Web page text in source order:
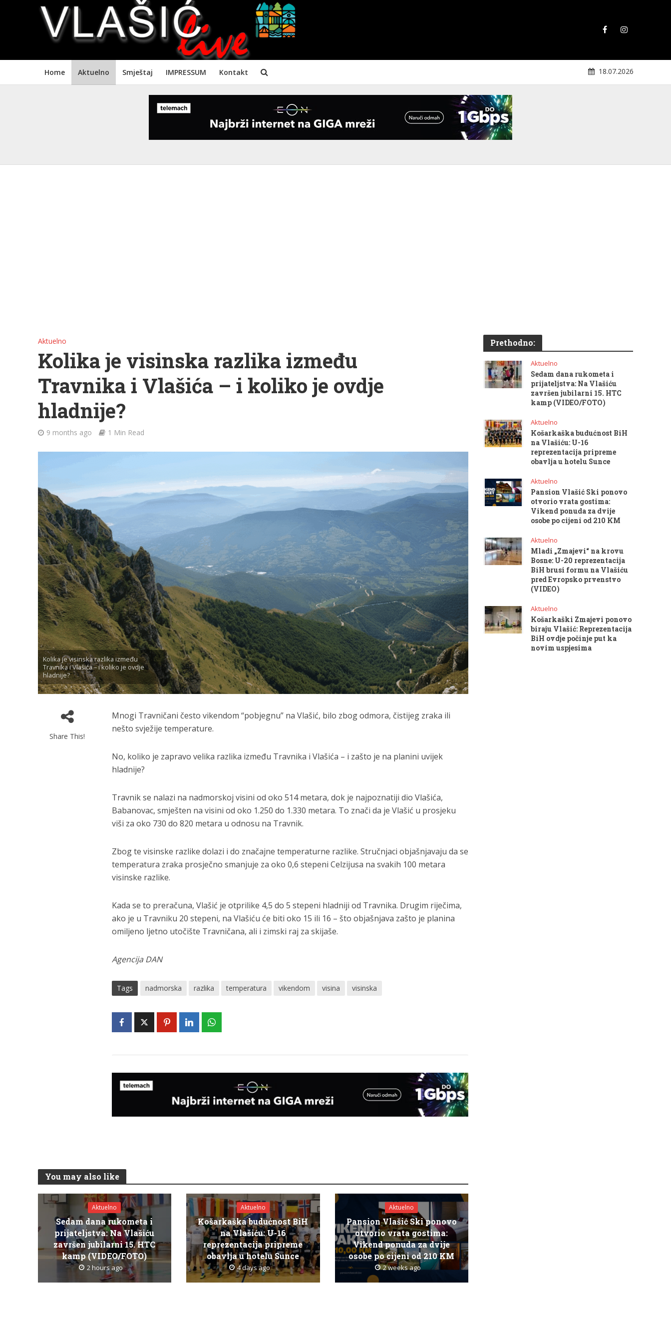
Home Aktuelno Smještaj IMPRESSUM Kontakt 18.07.2026
Aktuelno
Kolika je visinska razlika između
Travnika i Vlašića – i koliko je ovdje
hladnije?
9 months ago 1 Min Read
Kolika je visinska razlika između
Travnika i Vlašića – i koliko je ovdje
hladnije?
Share This!
Mnogi Travničani često vikendom “pobjegnu” na Vlašić, bilo zbog odmora, čistijeg zraka ili
nešto svježije temperature.
No, koliko je zapravo velika razlika između Travnika i Vlašića – i zašto je na planini uvijek
hladnije?
Travnik se nalazi na nadmorskoj visini od oko 514 metara, dok je najpoznatiji dio Vlašića,
Babanovac, smješten na visini od oko 1.250 do 1.330 metara. To znači da je Vlašić u prosjeku
viši za oko 730 do 820 metara u odnosu na Travnik.
Zbog te visinske razlike dolazi i do značajne temperaturne razlike. Stručnjaci objašnjavaju da se
temperatura zraka prosječno smanjuje za oko 0,6 stepeni Celzijusa na svakih 100 metara
visinske razlike.
Kada se to preračuna, Vlašić je otprilike 4,5 do 5 stepeni hladniji od Travnika. Drugim riječima,
ako je u Travniku 20 stepeni, na Vlašiću će biti oko 15 ili 16 – što objašnjava zašto je planina
omiljeno ljetno utočište Travničana, ali i zimski raj za skijaše.
Agencija DAN
Tags nadmorska razlika temperatura vikendom visina visinska
You may also like
Aktuelno
Sedam dana rukometa i
prijateljstva: Na Vlašiću
završen jubilarni 15. HTC
kamp (VIDEO/FOTO)
2 hours ago
Aktuelno
Košarkaška budućnost BiH
na Vlašiću: U-16
reprezentacija pripreme
obavlja u hotelu Sunce
4 days ago
Aktuelno
Pansion Vlašić Ski ponovo
otvorio vrata gostima:
Vikend ponuda za dvije
osobe po cijeni od 210 KM
2 weeks ago
Prethodno:
Aktuelno
Sedam dana rukometa i
prijateljstva: Na Vlašiću
završen jubilarni 15. HTC
kamp (VIDEO/FOTO)
Aktuelno
Košarkaška budućnost BiH
na Vlašiću: U-16
reprezentacija pripreme
obavlja u hotelu Sunce
Aktuelno
Pansion Vlašić Ski ponovo
otvorio vrata gostima:
Vikend ponuda za dvije
osobe po cijeni od 210 KM
Aktuelno
Mladi „Zmajevi“ na krovu
Bosne: U-20 reprezentacija
BiH brusi formu na Vlašiću
pred Evropsko prvenstvo
(VIDEO)
Aktuelno
Košarkaški Zmajevi ponovo
biraju Vlašić: Reprezentacija
BiH ovdje počinje put ka
novim uspjesima